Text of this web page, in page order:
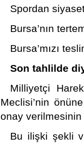
Spordan
Bursa’nın
Bursa’mızı
Son tahlilde
Milliyetçi
Meclisi’nin
onay
Bu ilişki şekli